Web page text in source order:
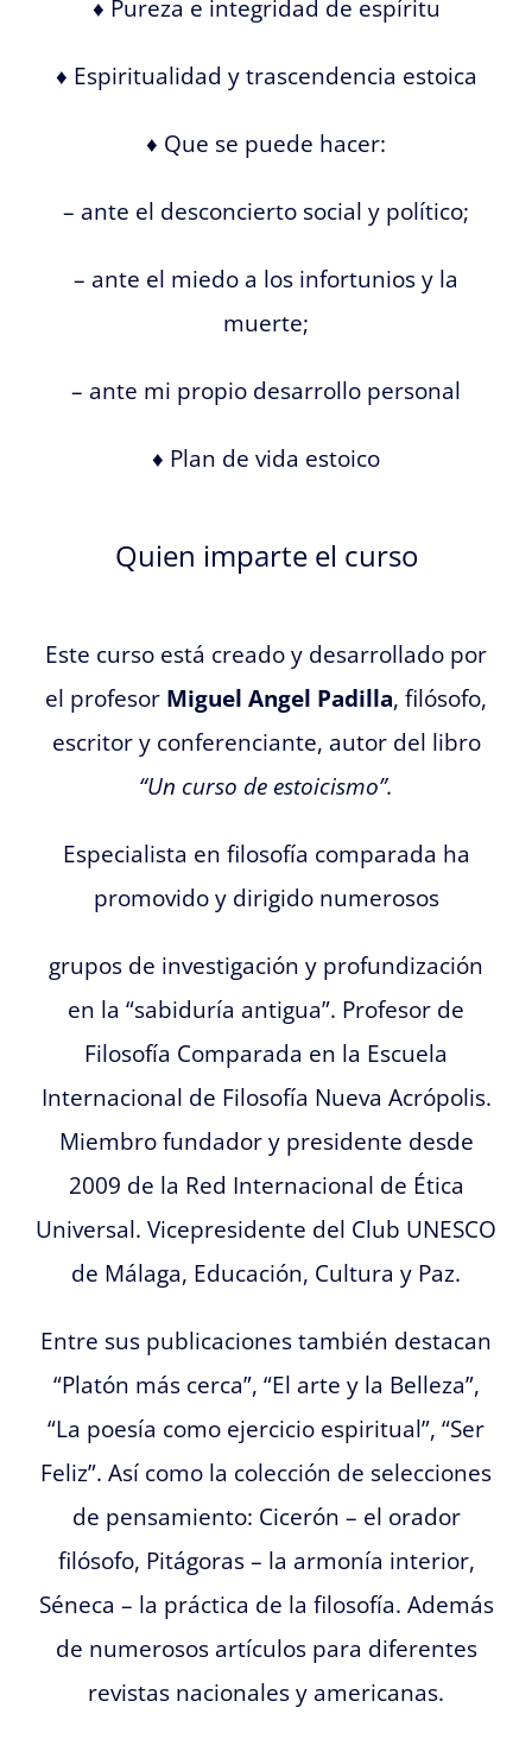
♦ Pureza e integridad de espíritu
♦ Espiritualidad y trascendencia estoica
♦ Que se puede hacer:
– ante el desconcierto social y político;
– ante el miedo a los infortunios y la
muerte;
– ante mi propio desarrollo personal
♦ Plan de vida estoico
Quien imparte el curso
Este curso está creado y desarrollado por
el profesor Miguel Angel Padilla, filósofo,
escritor y conferenciante, autor del libro
“Un curso de estoicismo”.
Especialista en filosofía comparada ha
promovido y dirigido numerosos
grupos de investigación y profundización
en la “sabiduría antigua”. Profesor de
Filosofía Comparada en la Escuela
Internacional de Filosofía Nueva Acrópolis.
Miembro fundador y presidente desde
2009 de la Red Internacional de Ética
Universal. Vicepresidente del Club UNESCO
de Málaga, Educación, Cultura y Paz.
Entre sus publicaciones también destacan
“Platón más cerca”, “El arte y la Belleza”,
“La poesía como ejercicio espiritual”, “Ser
Feliz”. Así como la colección de selecciones
de pensamiento: Cicerón – el orador
filósofo, Pitágoras – la armonía interior,
Séneca – la práctica de la filosofía. Además
de numerosos artículos para diferentes
revistas nacionales y americanas.